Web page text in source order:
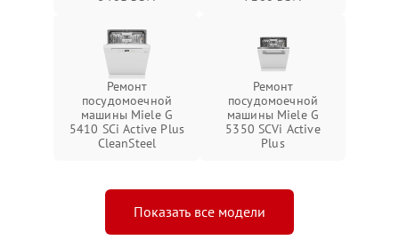
Ремонт
посудомоечной
машины Miele G
5410 SCi Active Plus
CleanSteel
Ремонт
посудомоечной
машины Miele G
5350 SCVi Active
Plus
Показать все модели